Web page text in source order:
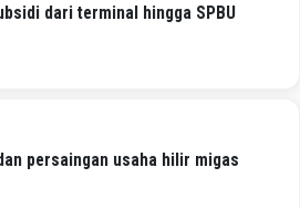
dari terminal hingga SPBU
persaingan usaha hilir migas